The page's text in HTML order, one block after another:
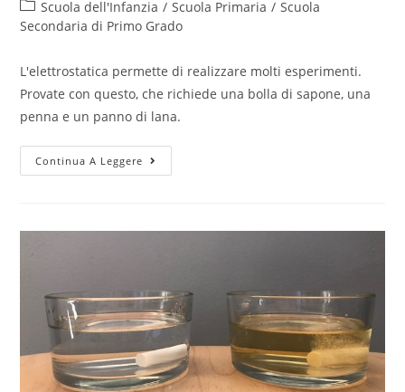
Post
category:
Scuola dell'Infanzia / Scuola Primaria / Scuola
Secondaria di Primo Grado
L'elettrostatica permette di realizzare molti esperimenti.
Provate con questo, che richiede una bolla di sapone, una
penna e un panno di lana.
Continua A Leggere
di